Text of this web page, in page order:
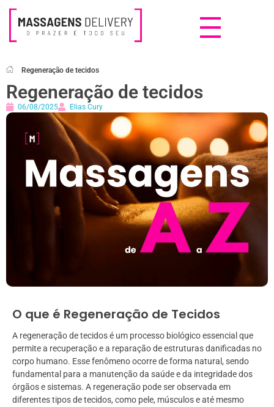
Regeneração de tecidos
Regeneração de tecidos
06/08/2025 Elias Cury
O que é Regeneração de Tecidos
A regeneração de tecidos é um processo biológico essencial que
permite a recuperação e a reparação de estruturas danificadas no
corpo humano. Esse fenômeno ocorre de forma natural, sendo
fundamental para a manutenção da saúde e da integridade dos
órgãos e sistemas. A regeneração pode ser observada em
diferentes tipos de tecidos, como pele, músculos e até mesmo